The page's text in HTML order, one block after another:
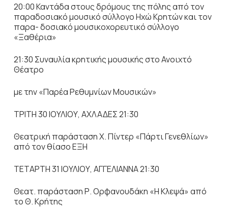
20:00 Καντάδα στους δρόμους της πόλης από τον
παραδοσιακό μουσικό σύλλογο Ηχώ Κρητών και τον
παρα- δοσιακό μουσικοχορευτικό σύλλογο
«Ξαθέρια»
21:30 Συναυλία κρητικής μουσικής στο Ανοιχτό
Θέατρο
με την «Παρέα Ρεθυμνίων Μουσικών»
ΤΡΙΤΗ 30 ΙΟΥΛΙΟΥ, ΑΧΛΑΔΕΣ 21:30
Θεατρική παράσταση Χ. Πίντερ «Πάρτι Γενεθλίων»
από τον θίασο ΕΞΗ
ΤΕΤΑΡΤΗ 31 ΙΟΥΛΙΟΥ, ΑΓΓΕΛΙΑΝΝΑ 21:30
Θεατ. παράσταση Ρ. Ορφανουδάκη «Η Κλεψά» από
το Θ. Κρήτης